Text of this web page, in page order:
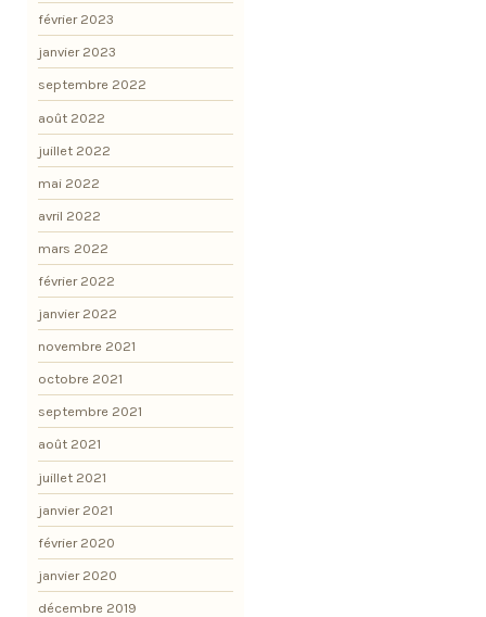
février 2023
janvier 2023
septembre 2022
août 2022
juillet 2022
mai 2022
avril 2022
mars 2022
février 2022
janvier 2022
novembre 2021
octobre 2021
septembre 2021
août 2021
juillet 2021
janvier 2021
février 2020
janvier 2020
décembre 2019